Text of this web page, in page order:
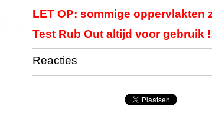
LET OP: sommige oppervlakten
Test Rub Out altijd voor gebruik
Reacties